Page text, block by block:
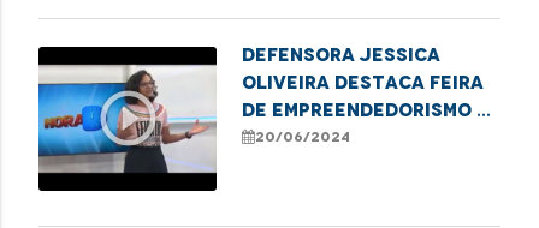
Imperatriz
play_circle_outline
Defensora Jessica
Oliveira destaca Feira
de Empreendedorismo e
mutirão de retificação
20/06/2024